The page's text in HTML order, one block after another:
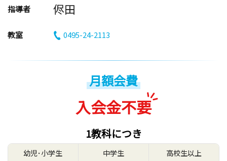
指導者 侭田
教室 0495-24-2113
月額会費
入会金不要
1教科につき
幼児･小学生 中学生 高校生以上